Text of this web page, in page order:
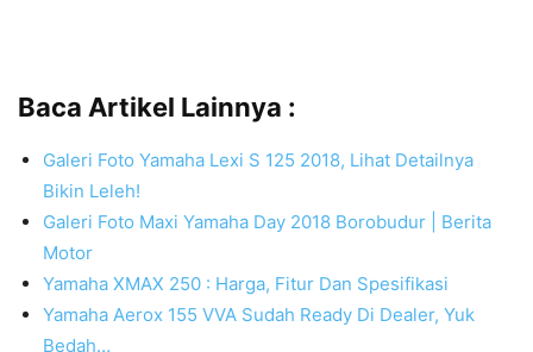
Baca Artikel Lainnya :
Galeri Foto Yamaha Lexi S 125 2018, Lihat Detailnya
Bikin Leleh!
Galeri Foto Maxi Yamaha Day 2018 Borobudur | Berita
Motor
Yamaha XMAX 250 : Harga, Fitur Dan Spesifikasi
Yamaha Aerox 155 VVA Sudah Ready Di Dealer, Yuk
Bedah…